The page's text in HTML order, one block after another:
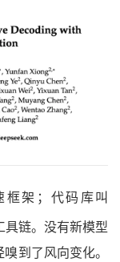
架；代码库叫
链。没有新模型
到了风向变化。